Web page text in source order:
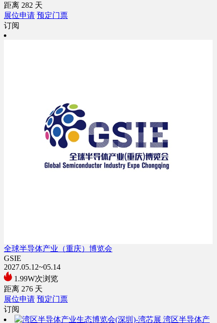
距离 282 天
展位申请 预定门票
订阅
全球半导体产业（重庆）博览会
GSIE
2027.05.12~05.14
1.99W次浏览
距离 276 天
展位申请 预定门票
订阅
湾区半导体产